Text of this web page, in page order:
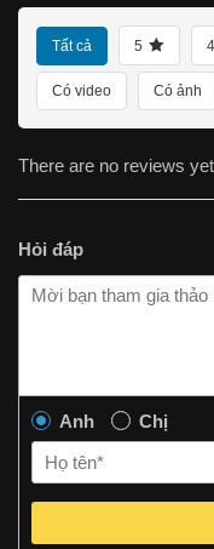
Tất cả 5 4
Có video Có ảnh
There are no reviews
Hỏi đáp
Anh Chị